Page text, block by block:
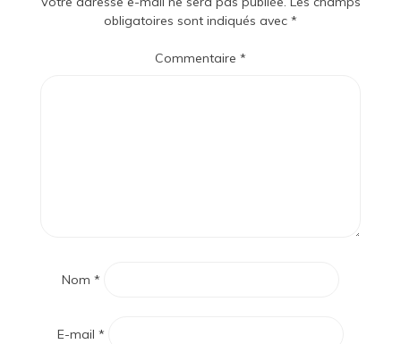
obligatoires sont indiqués avec *
Commentaire *
Nom *
E-mail *